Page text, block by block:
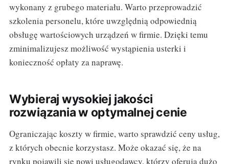
wykonany z grubego materiału. Warto przeprowadzić
szkolenia personelu, które uwzględnią odpowiednią
obsługę wartościowych urządzeń w firmie. Dzięki temu
zminimalizujesz możliwość wystąpienia usterki i
konieczność opłaty za naprawę.
Wybieraj wysokiej jakości
rozwiązania w optymalnej cenie
Ograniczając koszty w firmie, warto sprawdzić ceny usług,
z których obecnie korzystasz. Może okazać się, że na
rynku pojawili się nowi usługodawcy, którzy oferują dużo